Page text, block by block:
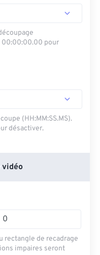
00:00:00.00 pour
(HH:MM:SS.MS).
désactiver.
vidéo
rectangle de recadrage
impaires seront